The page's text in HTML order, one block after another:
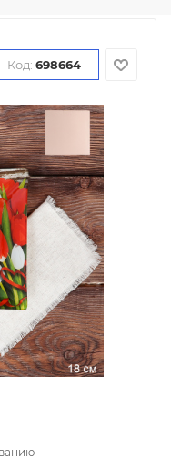
Код: 698664